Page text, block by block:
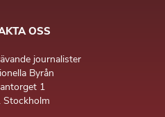
OSS
journalister
Byrån
1
Stockholm